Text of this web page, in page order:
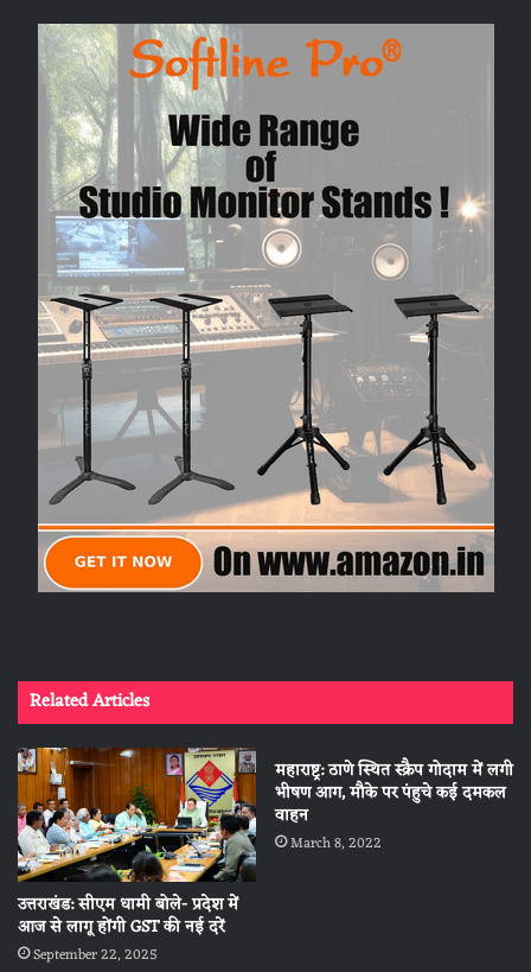
c
e
b
o
o
k
a
t
s
A
p
p
l
e
g
r
a
m
a
r
e
Related Articles
उत्तराखंड: सीएम धामी बोले- प्रदेश में
आज से लागू होंगी GST की नई दरें
September 22, 2025
महाराष्ट्र: ठाणे स्थित स्‍क्रैप गोदाम में लगी
भीषण आग, मौके पर पंहुचे कई दमकल
वाहन
March 8, 2022